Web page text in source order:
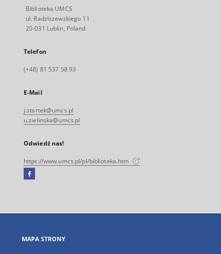
Biblioteka UMCS
ul. Radziszewskiego 11
20-031 Lublin, Poland
Telefon
(+48) 81 537 58 93
E-Mail
j.startek@umcs.pl
u.zielinska@umcs.pl
Odwiedź nas!
https://www.umcs.pl/pl/biblioteka.htm
Facebook
się
karcie
MAPA STRONY